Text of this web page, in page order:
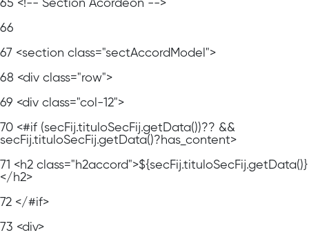
65 <!-- Section Acordeon -->
66
67 <section class="sectAccordModel">
68 <div class="row">
69 <div class="col-12">
70 <#if (secFij.tituloSecFij.getData())?? &&
secFij.tituloSecFij.getData()?has_content>
71 <h2 class="h2accord">${secFij.tituloSecFij.getData()}
</h2>
72 </#if>
73 <div>